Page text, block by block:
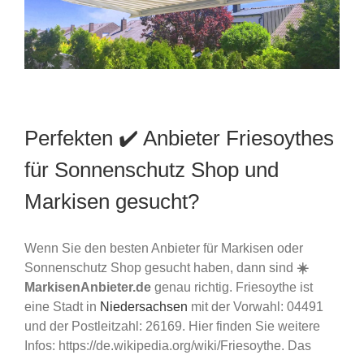
Perfekten ✔️ Anbieter Friesoythes
für Sonnenschutz Shop und
Markisen gesucht?
Wenn Sie den besten Anbieter für Markisen oder
Sonnenschutz Shop gesucht haben, dann sind ☀️
MarkisenAnbieter.de genau richtig. Friesoythe ist
eine Stadt in Niedersachsen mit der Vorwahl: 04491
und der Postleitzahl: 26169. Hier finden Sie weitere
Infos: https://de.wikipedia.org/wiki/Friesoythe. Das